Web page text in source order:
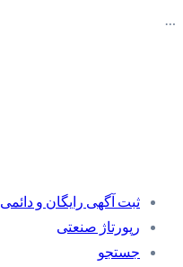
…
ثبت آگهی رایگان و دائمی
رپورتاژ صنعتی
جستجو